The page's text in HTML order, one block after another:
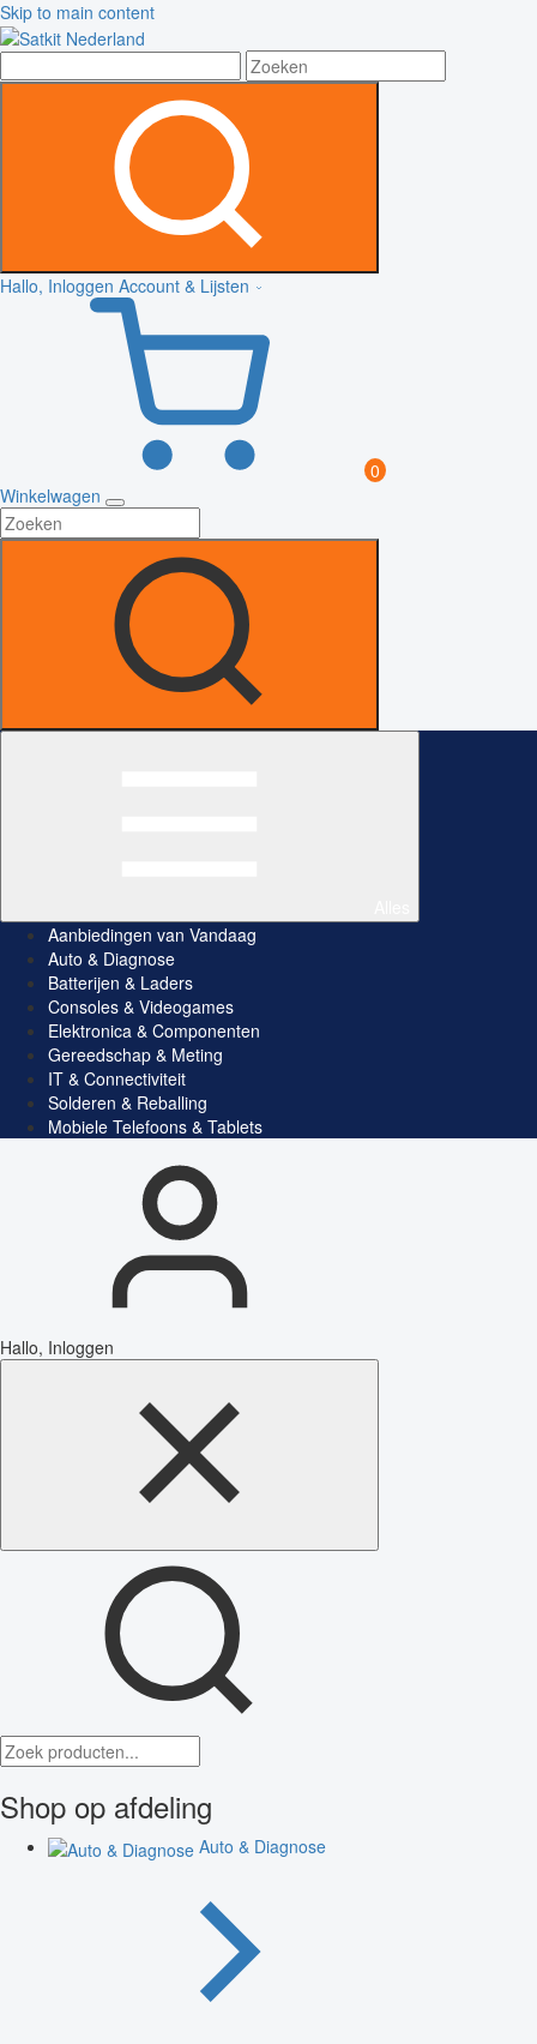
Skip to main content
Hallo, Inloggen Account & Lijsten
0
Winkelwagen
Aanbiedingen van Vandaag
Auto & Diagnose
Batterijen & Laders
Consoles & Videogames
Elektronica & Componenten
Gereedschap & Meting
IT & Connectiviteit
Solderen & Reballing
Mobiele Telefoons & Tablets
Hallo, Inloggen
Shop op afdeling
Auto & Diagnose